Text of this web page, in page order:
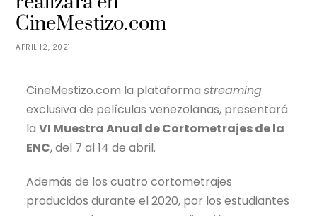
APRIL 12, 2021
CineMestizo.com
CineMestizo.com la plataformastreaming
exclusiva de películas venezolanas, presentará
laVI Muestra Anual de Cortometrajes de la
ENC, del 7 al 14 de abril.
Además de los cuatro cortometrajes
producidos durante el 2020, por los estudiantes